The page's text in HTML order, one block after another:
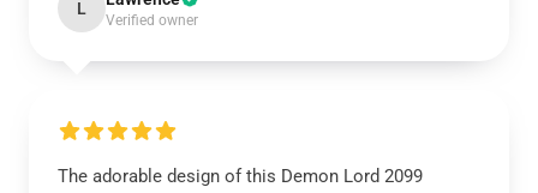
L
Verified owner
The adorable design of this Demon Lord 2099